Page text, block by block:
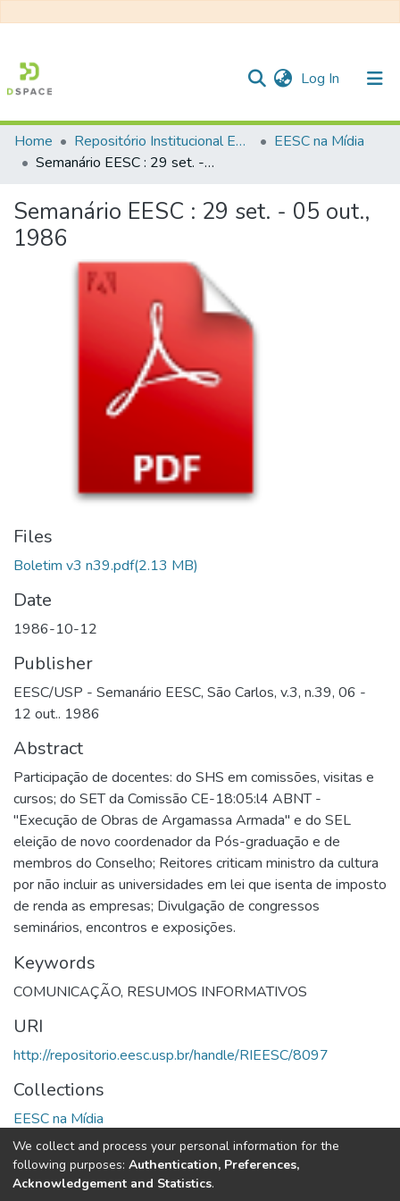
Log In (current)
Communities & Collections
Statistics
Home Repositório Institucional EESC
EESC na Mídia
Semanário EESC : 29 set. - 05 out., 1986
Semanário EESC : 29 set. - 05 out.,
1986
Files
Boletim v3 n39.pdf(2.13 MB)
Date
1986-10-12
Publisher
EESC/USP - Semanário EESC, São Carlos, v.3, n.39, 06 -
12 out.. 1986
Abstract
Participação de docentes: do SHS em comissões, visitas e
cursos; do SET da Comissão CE-18:05:l4 ABNT -
"Execução de Obras de Argamassa Armada" e do SEL
eleição de novo coordenador da Pós-graduação e de
membros do Conselho; Reitores criticam ministro da cultura
por não incluir as universidades em lei que isenta de imposto
de renda as empresas; Divulgação de congressos
seminários, encontros e exposições.
Keywords
COMUNICAÇÃO, RESUMOS INFORMATIVOS
URI
http://repositorio.eesc.usp.br/handle/RIEESC/8097
Collections
EESC na Mídia
Full item page
We collect and process your personal information for the
following purposes: Authentication, Preferences,
Acknowledgement and Statistics.